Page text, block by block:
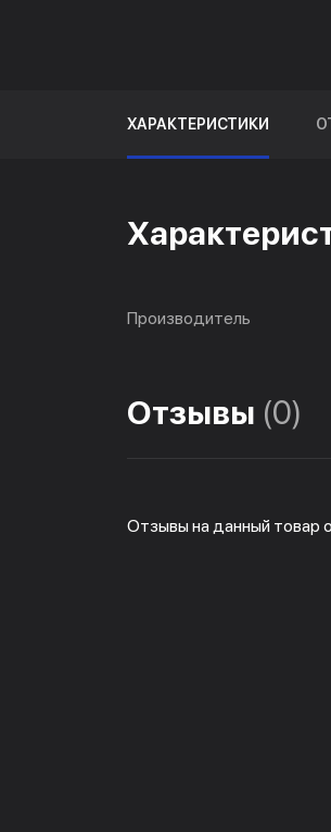
ХАРАКТЕРИСТИКИ
Производитель
Отзывы (0)
Отзывы на данный товар